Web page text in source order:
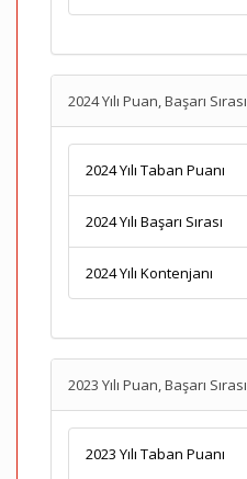
2024 Yılı Puan, Başarı Sırası
2024 Yılı Taban Puanı
2024 Yılı Başarı Sırası
2024 Yılı Kontenjanı
2023 Yılı Puan, Başarı Sırası
2023 Yılı Taban Puanı